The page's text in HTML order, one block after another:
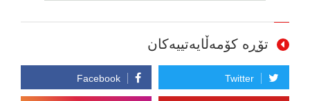
تۆڕە کۆمەڵایەتییەکان